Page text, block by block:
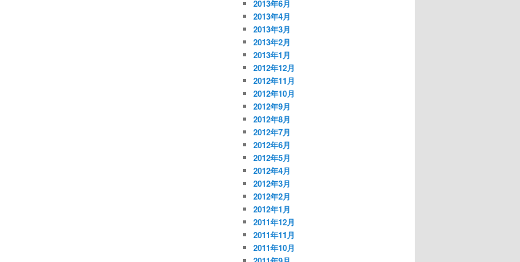
2013年6月
2013年4月
2013年3月
2013年2月
2013年1月
2012年12月
2012年11月
2012年10月
2012年9月
2012年8月
2012年7月
2012年6月
2012年5月
2012年4月
2012年3月
2012年2月
2012年1月
2011年12月
2011年11月
2011年10月